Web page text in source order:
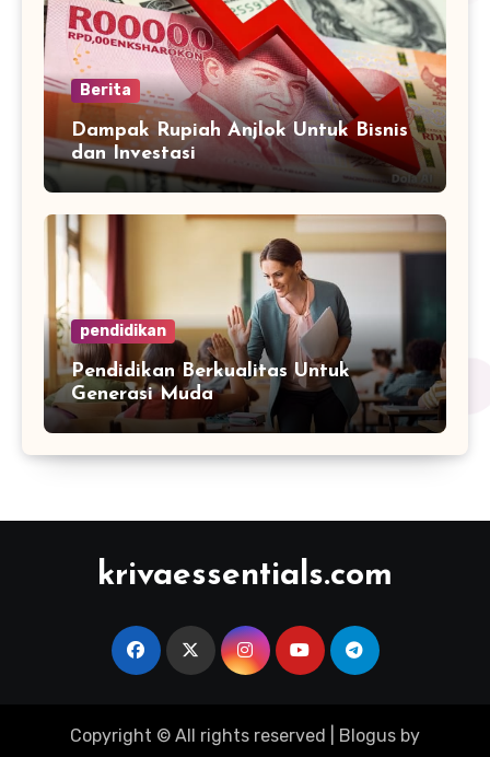
Berita
Dampak Rupiah Anjlok Untuk Bisnis
dan Investasi
pendidikan
Pendidikan Berkualitas Untuk
Generasi Muda
krivaessentials.com
Copyright © All rights reserved Blogus by